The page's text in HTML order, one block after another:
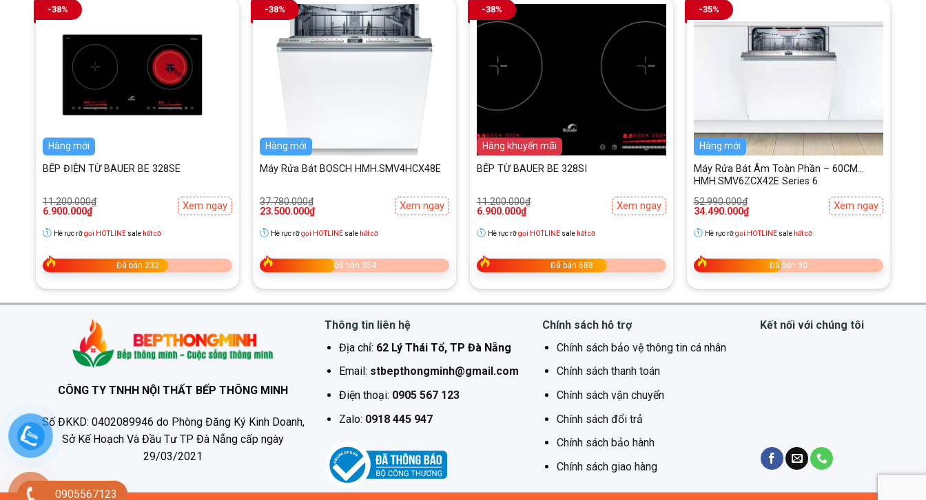
-38%
Hàng mới
BẾP ĐIỆN TỪ BAUER BE 328SE
11.200.000₫
Giá
gốc
11.200.000₫.
6.900.000₫
Giá
hiện
là:
6.900.000₫.
Xem ngay
Hè rực rỡgọi HOTLINEsale hết cỡ
Đã bán 232
-38%
Hàng mới
Máy Rửa Bát BOSCH HMH.SMV4HCX48E
37.780.000₫
Giá
gốc
37.780.000₫.
23.500.000₫
Giá
hiện
là:
23.500.000₫.
Xem ngay
Hè rực rỡgọi HOTLINEsale hết cỡ
Đã bán 354
-38%
Hàng mới
Hàng khuyến mãi
BẾP TỪ BAUER BE 328SI
11.200.000₫
Giá
gốc
11.200.000₫.
6.900.000₫
Giá
hiện
là:
6.900.000₫.
Xem ngay
Hè rực rỡgọi HOTLINEsale hết cỡ
Đã bán 688
-35%
Hàng mới
Máy Rửa Bát Âm Toàn Phần – 60CM
HMH.SMV6ZCX42E Series 6
52.990.000₫
Giá
gốc
52.990.000₫.
34.490.000₫
Giá
hiện
là:
34.490.000₫.
Xem ngay
Hè rực rỡgọi HOTLINEsale hết cỡ
Đã bán 30
CÔNG TY TNHH NỘI THẤT BẾP THÔNG MINH
Số ĐKKD: 0402089946 do Phòng Đăng Ký Kinh Doanh,
Sở Kế Hoạch Và Đầu Tư TP Đà Nẵng cấp ngày
29/03/2021
Thông tin liên hệ
Địa chỉ: 62 Lý Thái Tổ, TP Đà Nẵng
Email: stbepthongminh@gmail.com
Điện thoại: 0905 567 123
Zalo: 0918 445 947
Chính sách hỗ trợ
Chính sách bảo vệ thông tin cá nhân
Chính sách thanh toán
Chính sách vận chuyển
Chính sách đổi trả
Chính sách bảo hành
Chính sách giao hàng
Kết nối với chúng tôi
0905567123